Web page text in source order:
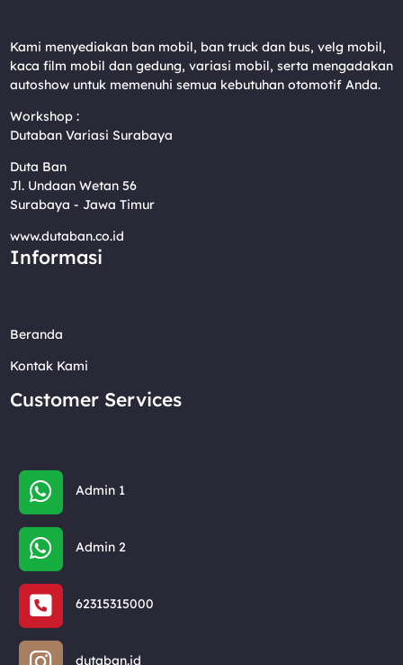
Kami menyediakan ban mobil, ban truck dan bus, velg mobil,
kaca film mobil dan gedung, variasi mobil, serta mengadakan
autoshow untuk memenuhi semua kebutuhan otomotif Anda.
Workshop :
Dutaban Variasi Surabaya
Duta Ban
Jl. Undaan Wetan 56
Surabaya - Jawa Timur
www.dutaban.co.id
Informasi
Beranda
Kontak Kami
Customer Services
Admin 1
Admin 2
62315315000
dutaban.id